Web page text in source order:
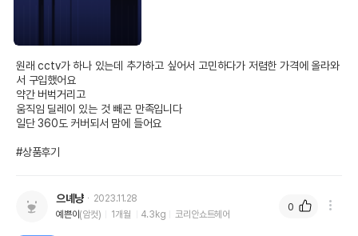
원래 cctv가 하나 있는데 추가하고 싶어서 고민하다가 저렴한 가격에 올라와
서 구입했어요
약간 버벅거리고
움직임 딜레이 있는 것 빼곤 만족입니다
일단 360도 커버되서 맘에 들어요
#상품후기
으녜냥
2023.11.28
예쁜이 (암컷) 1개월 4.3kg 코리안쇼트헤어
0